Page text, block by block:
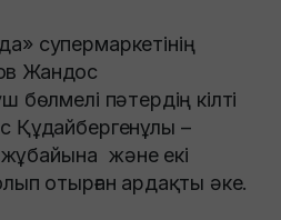
супермаркетінің
Жандос
бөлмелі пәтердің кілті
Құдайбергенұлы –
жұбайына және екі
отырған ардақты әке.